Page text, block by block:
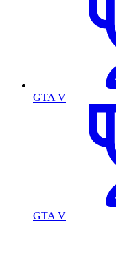
GTA V
GTA V